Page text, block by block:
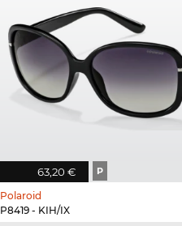
63,20 € P
Polaroid
P8419 - KIH/IX